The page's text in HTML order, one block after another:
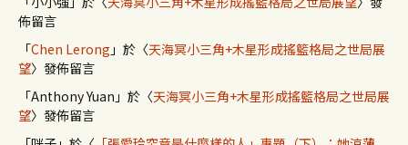
佈留言
「Chen Lerong 」於〈天海冥小三角+木星形成搖籃格局之世局展
望〉發佈留言
「Anthony Yuan 」於〈天海冥小三角+木星形成搖籃格局之世局展
望〉發佈留言